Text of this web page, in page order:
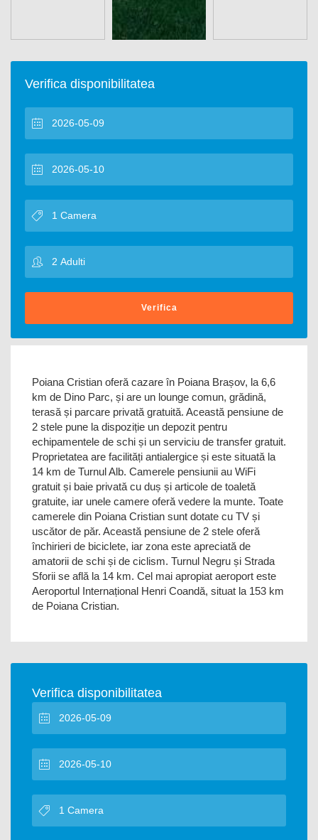
Verifica disponibilitatea
Verifica
Poiana Cristian oferă cazare în Poiana Brașov, la 6,6
km de Dino Parc, și are un lounge comun, grădină,
terasă și parcare privată gratuită. Această pensiune de
2 stele pune la dispoziție un depozit pentru
echipamentele de schi și un serviciu de transfer gratuit.
Proprietatea are facilități antialergice și este situată la
14 km de Turnul Alb. Camerele pensiunii au WiFi
gratuit și baie privată cu duș și articole de toaletă
gratuite, iar unele camere oferă vedere la munte. Toate
camerele din Poiana Cristian sunt dotate cu TV și
uscător de păr. Această pensiune de 2 stele oferă
închirieri de biciclete, iar zona este apreciată de
amatorii de schi și de ciclism. Turnul Negru și Strada
Sforii se află la 14 km. Cel mai apropiat aeroport este
Aeroportul Internațional Henri Coandă, situat la 153 km
de Poiana Cristian.
Verifica disponibilitatea